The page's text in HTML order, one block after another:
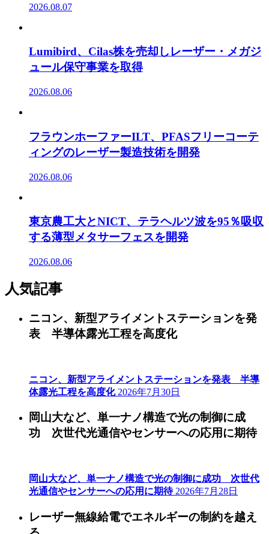
2026.08.07
Lumibird、Cilas株を売却しレーザー・メガジ
ュール保守事業を取得
2026.08.06
フラウンホーファーILT、PFASフリーコーテ
ィングのレーザー製造技術を開発
2026.08.06
東京農工大とNICT、テラヘルツ波を95％吸収
する薄型メタサーフェスを開発
2026.08.06
人気記事
ニコン、新型アライメントステーションを発
表 半導体露光工程を高度化
ニコン、新型アライメントステーションを発表 半導
体露光工程を高度化 2026年7月30日
岡山大など、単一ナノ構造で光の制御に成
功 次世代光通信やセンサーへの応用に期待
岡山大など、単一ナノ構造で光の制御に成功 次世代
光通信やセンサーへの応用に期待 2026年7月28日
レーザー無線給電でエネルギーの制約を越え